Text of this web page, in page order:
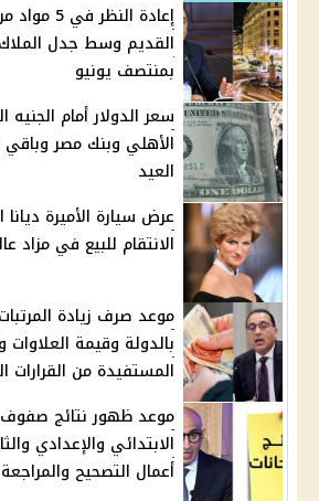
إعادة
القديم وسط جدل
بمنتصف يونيو
سعر الدولار أمام الجنيه
الأهلي وبنك مصر وباقي
العيد
عرض سيارة الأميرة
الانتقام للبيع في مزاد
بالدولة وقيمة العلاوات
المستفيدة من القرارات
الابتدائي والإعدادي
أعمال التصحيح والمراجعة